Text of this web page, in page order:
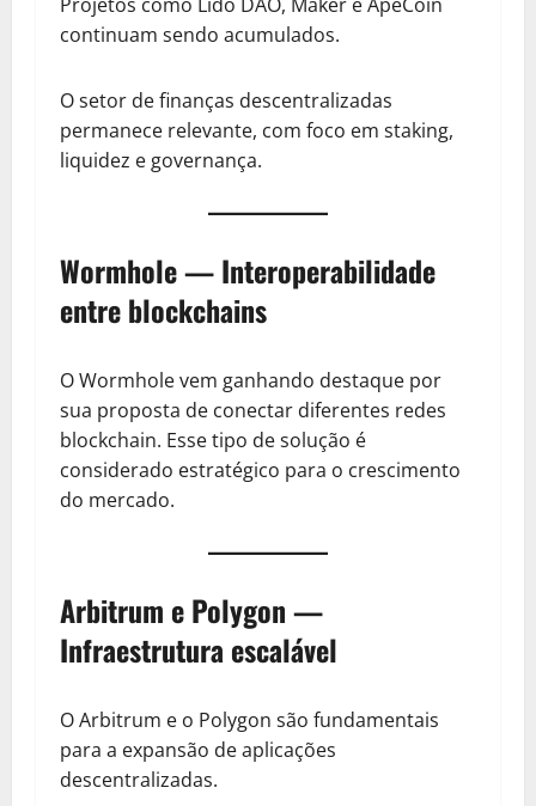
continuam sendo acumulados.
O setor de finanças descentralizadas
permanece relevante, com foco em staking,
liquidez e governança.
Wormhole — Interoperabilidade
entre blockchains
O Wormhole vem ganhando destaque por
sua proposta de conectar diferentes redes
blockchain. Esse tipo de solução é
considerado estratégico para o crescimento
do mercado.
Arbitrum e Polygon —
Infraestrutura escalável
O Arbitrum e o Polygon são fundamentais
para a expansão de aplicações
descentralizadas.